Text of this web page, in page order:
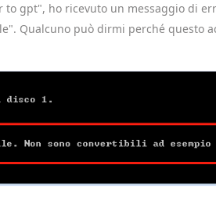
gpt", ho ricevuto un messaggio di
Qualcuno può dirmi perché questo